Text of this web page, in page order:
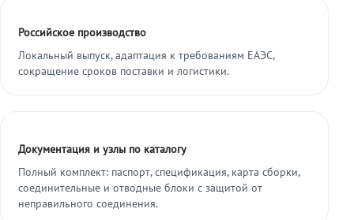
Российское производство
Локальный выпуск, адаптация к требованиям ЕАЭС,
сокращение сроков поставки и логистики.
Документация и узлы по каталогу
Полный комплект: паспорт, спецификация, карта сборки,
соединительные и отводные блоки с защитой от
неправильного соединения.